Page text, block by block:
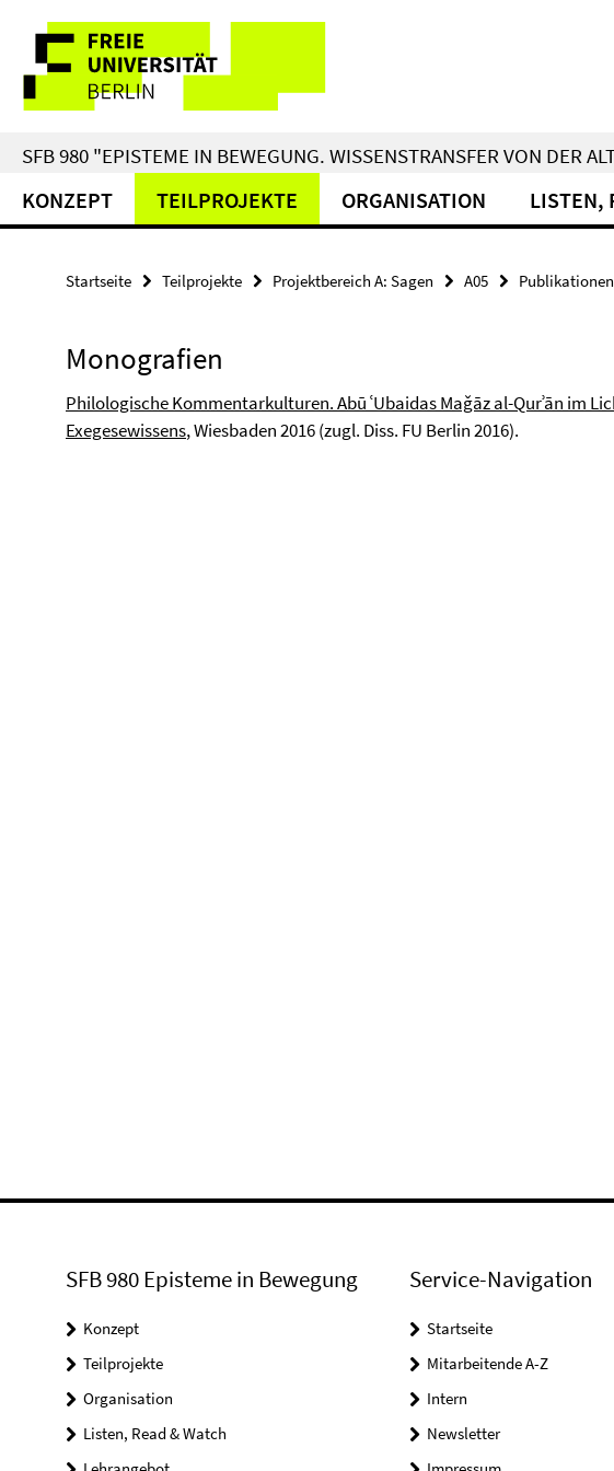
direkt
Inhalt
Service-
Navigation
SFB 980 "EPISTEME IN BEWEGUNG. WISSENSTRANSFER VON DER
KONZEPT TEILPROJEKTE ORGANISATION LISTEN,
Startseite Teilprojekte Projektbereich A: Sagen A05
Monografien
Philologische Kommentarkulturen. Abū ʿUbaidas Maǧāz al-Qurʾān im
Exegesewissens, Wiesbaden 2016 (zugl. Diss. FU Berlin 2016).
SFB 980 Episteme in Bewegung
Konzept
Teilprojekte
Organisation
Listen, Read & Watch
Service-Navigation
Startseite
Mitarbeitende A-Z
Intern
Newsletter